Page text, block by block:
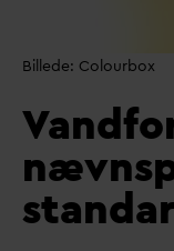
Billede: Colourbox
V